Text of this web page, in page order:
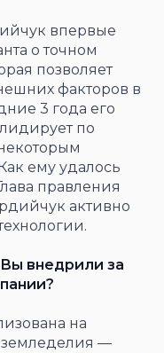
впервые
о точном
позволяет
факторов в
3 года его
по
ему удалось
правления
активно
внедрили за
на
земледелия —